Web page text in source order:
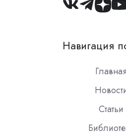
Навигация
Главная
Статьи